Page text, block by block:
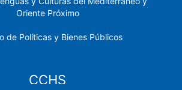
Oriente Próximo
de Políticas y Bienes Públicos
CCHS